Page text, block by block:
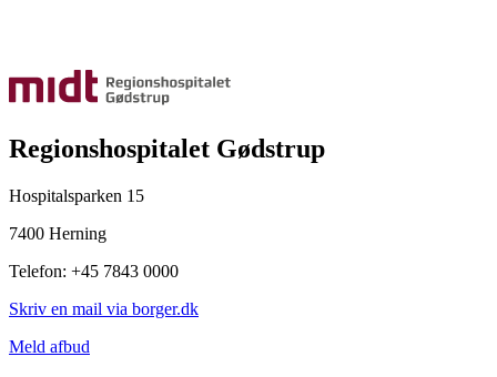
Regionshospitalet Gødstrup
Hospitalsparken 15
7400 Herning
Telefon: +45 7843 0000
Skriv en mail via borger.dk
Meld afbud